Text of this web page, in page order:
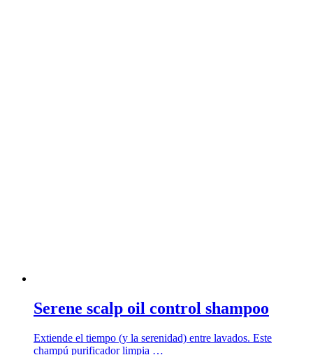
Serene scalp oil control shampoo
Extiende el tiempo (y la serenidad) entre lavados. Este
champú purificador limpia …